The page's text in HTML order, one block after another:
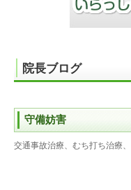
院長ブログ
守備妨害
交通事故治療、むち打ち治療